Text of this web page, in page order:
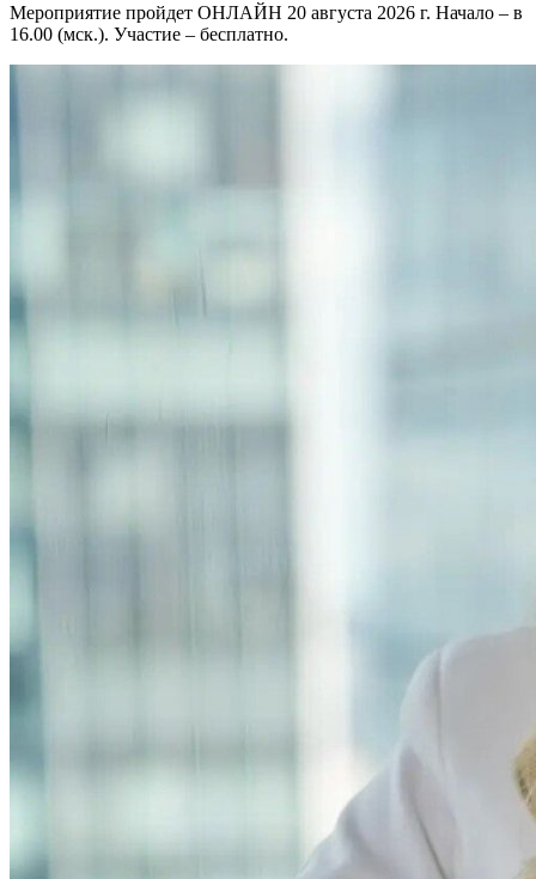
Мероприятие пройдет ОНЛАЙН 20 августа 2026 г. Начало – в
16.00 (мск.). Участие – бесплатно.